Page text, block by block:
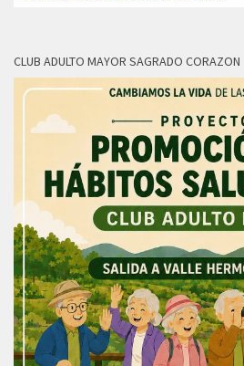
CLUB ADULTO MAYOR SAGRADO CORAZON